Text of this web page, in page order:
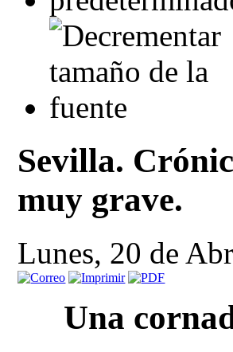
Sevilla.
muy grave.
Lunes, 20 de
Una